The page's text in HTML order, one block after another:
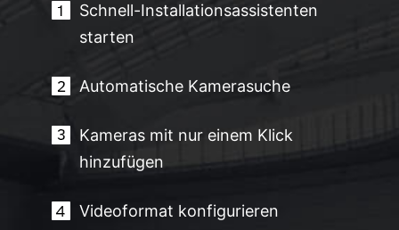
Schnell-Installationsassistenten
starten
Automatische Kamerasuche
Kameras mit nur einem Klick
hinzufügen
Videoformat konfigurieren